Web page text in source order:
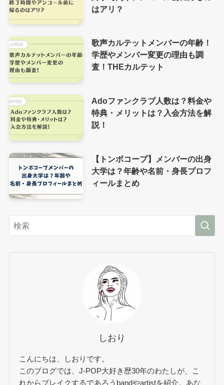
はアリ？
歌声カルテットメンバーの年齢！
学歴やメンバー変更の理由も調
査！THEカルテット
Adoファンクラブ人数は？料金や
特典・メリットは？入会方法を解
説！
【トンボコープ】メンバーの出身
大学は？年齢や名前・身長プロフ
ィールまとめ
しおり
こんにちは、しおりです。
このブログでは、J-POP大好き歴30年のわたしが、こ
れからブレイクするであろうbandやartistを紹介。あな